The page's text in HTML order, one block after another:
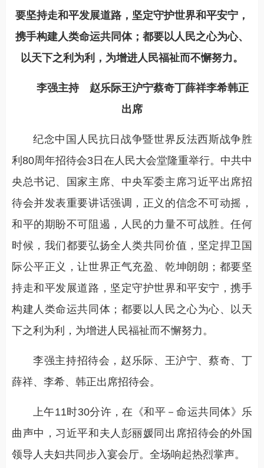
要坚持走和平发展道路，坚定守护世界和平安宁，
携手构建人类命运共同体；都要以人民之心为心、
以天下之利为利，为增进人民福祉而不懈努力。
李强主持 赵乐际王沪宁蔡奇丁薛祥李希韩正
出席
纪念中国人民抗日战争暨世界反法西斯战争胜
利80周年招待会3日在人民大会堂隆重举行。中共中
央总书记、国家主席、中央军委主席习近平出席招
待会并发表重要讲话强调，正义的信念不可动摇，
和平的期盼不可阻遏，人民的力量不可战胜。任何
时候，我们都要弘扬全人类共同价值，坚定捍卫国
际公平正义，让世界正气充盈、乾坤朗朗；都要坚
持走和平发展道路，坚定守护世界和平安宁，携手
构建人类命运共同体；都要以人民之心为心、以天
下之利为利，为增进人民福祉而不懈努力。
李强主持招待会，赵乐际、王沪宁、蔡奇、丁
薛祥、李希、韩正出席招待会。
上午11时30分许，在《和平－命运共同体》乐
曲声中，习近平和夫人彭丽媛同出席招待会的外国
领导人夫妇共同步入宴会厅。全场响起热烈掌声。